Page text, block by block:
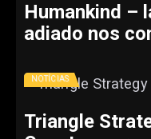
Humankind –
adiado nos
NOTÍCIAS
Triangle